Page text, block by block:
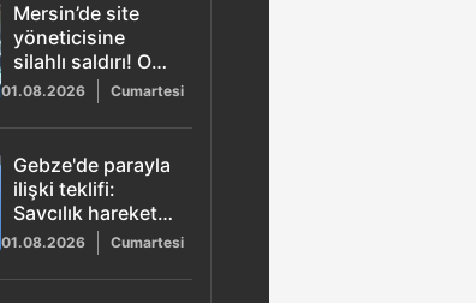
Mersin’de site
yöneticisine
silahlı saldırı! O
anlar kamerada
01.08.2026 Cumartesi
Gebze'de parayla
ilişki teklifi:
Savcılık harekete
geçti
01.08.2026 Cumartesi